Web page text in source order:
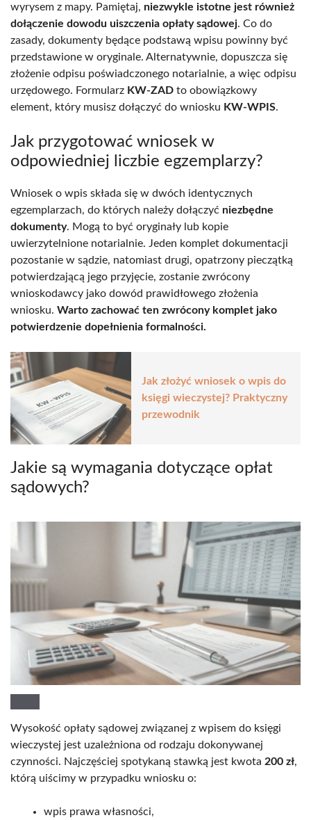
wyrysem z mapy. Pamiętaj, niezwykle istotne jest również
dołączenie dowodu uiszczenia opłaty sądowej. Co do
zasady, dokumenty będące podstawą wpisu powinny być
przedstawione w oryginale. Alternatywnie, dopuszcza się
złożenie odpisu poświadczonego notarialnie, a więc odpisu
urzędowego. Formularz KW-ZAD to obowiązkowy
element, który musisz dołączyć do wniosku KW-WPIS.
Jak przygotować wniosek w
odpowiedniej liczbie egzemplarzy?
Wniosek o wpis składa się w dwóch identycznych
egzemplarzach, do których należy dołączyć niezbędne
dokumenty. Mogą to być oryginały lub kopie
uwierzytelnione notarialnie. Jeden komplet dokumentacji
pozostanie w sądzie, natomiast drugi, opatrzony pieczątką
potwierdzającą jego przyjęcie, zostanie zwrócony
wnioskodawcy jako dowód prawidłowego złożenia
wniosku. Warto zachować ten zwrócony komplet jako
potwierdzenie dopełnienia formalności.
Jak złożyć wniosek o wpis do
księgi wieczystej? Praktyczny
przewodnik
Jakie są wymagania dotyczące opłat
sądowych?
Wysokość opłaty sądowej związanej z wpisem do księgi
wieczystej jest uzależniona od rodzaju dokonywanej
czynności. Najczęściej spotykaną stawką jest kwota 200 zł,
którą uiścimy w przypadku wniosku o:
wpis prawa własności,